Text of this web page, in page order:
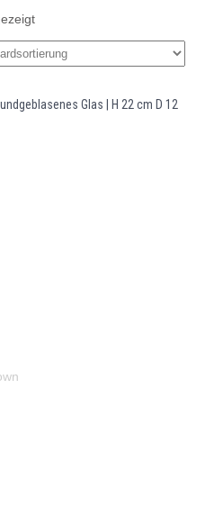
Glas | H 22 cm D 12